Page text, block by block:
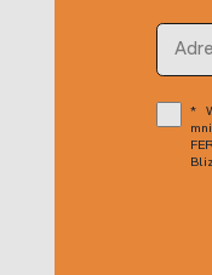
Adres